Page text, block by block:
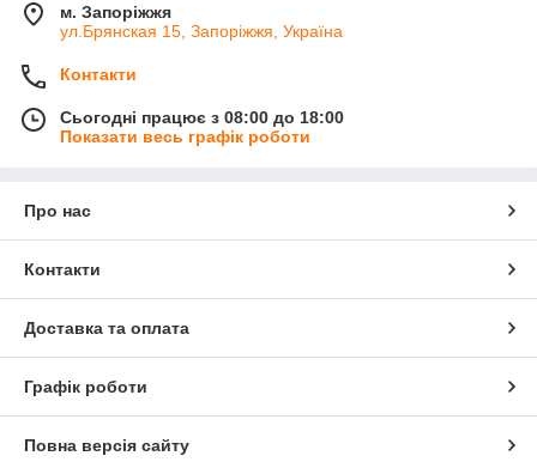
м. Запоріжжя
ул.Брянская 15, Запоріжжя, Україна
Контакти
Сьогодні працює з 08:00 до 18:00
Показати весь графік роботи
Про нас
Контакти
Доставка та оплата
Графік роботи
Повна версія сайту